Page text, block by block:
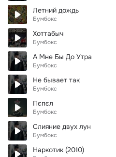
Летний дождь
Бумбокс
Хоттабыч
Бумбокс
А Мне Бы До Утра
Бумбокс
Не бывает так
Бумбокс
Пєпєл
Бумбокс
Слияние двух лун
Бумбокс
Наркотик (2010)